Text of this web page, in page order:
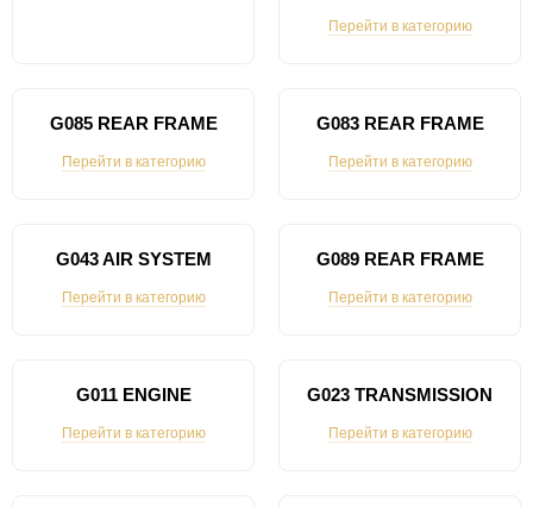
Перейти в категорию
G085 REAR FRAME
Перейти в категорию
G083 REAR FRAME
Перейти в категорию
G043 AIR SYSTEM
Перейти в категорию
G089 REAR FRAME
Перейти в категорию
G011 ENGINE
Перейти в категорию
G023 TRANSMISSION
Перейти в категорию